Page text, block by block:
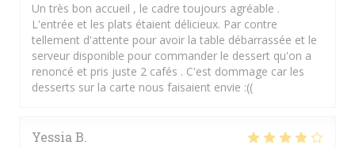
Un très bon accueil , le cadre toujours agréable .
L'entrée et les plats étaient délicieux. Par contre
tellement d'attente pour avoir la table débarrassée et le
serveur disponible pour commander le dessert qu'on a
renoncé et pris juste 2 cafés . C'est dommage car les
desserts sur la carte nous faisaient envie :((
Yessia B